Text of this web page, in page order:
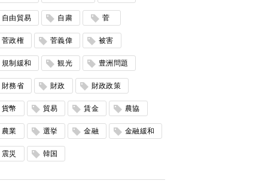
自由貿易 自粛 菅
菅政権 菅義偉 被害
規制緩和 観光 豊洲問題
財務省 財政 財政政策
貨幣 貿易 賃金 農協
農業 選挙 金融 金融緩和
震災 韓国